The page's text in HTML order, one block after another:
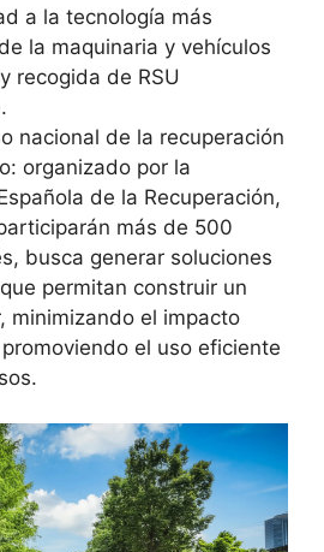
a la tecnología más
la maquinaria y vehículos
recogida de RSU
nacional de la recuperación
organizado por la
de la Recuperación,
más de 500
busca generar soluciones
permitan construir un
minimizando el impacto
el uso eficiente